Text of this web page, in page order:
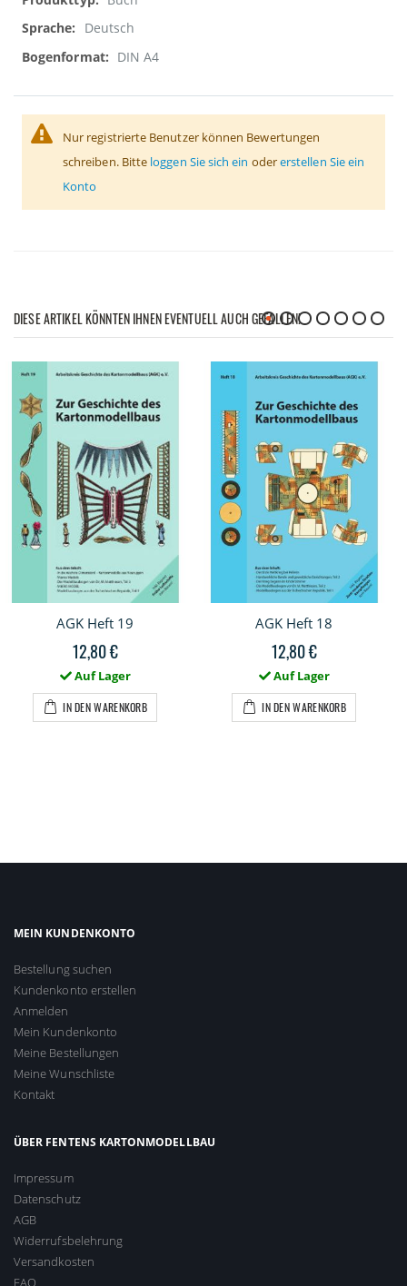
Deutsch
DIN A4
Nur registrierte Benutzer können Bewertungen
schreiben. Bitte loggen Sie sich ein odererstellen Sie ein
Konto
DIESE ARTIKEL KÖNNTEN IHNEN EVENTUELL AUCH GEFALLEN!
AGK Heft 19
12,80 €
Auf Lager
IN DEN WARENKORB
AGK Heft 18
12,80 €
Auf Lager
IN DEN WARENKORB
MEIN KUNDENKONTO
Bestellung suchen
Kundenkonto erstellen
Anmelden
Mein Kundenkonto
Meine Bestellungen
Meine Wunschliste
Kontakt
ÜBER FENTENS KARTONMODELLBAU
Impressum
Datenschutz
AGB
Widerrufsbelehrung
Versandkosten
FAQ